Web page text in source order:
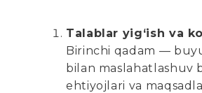
Talablar yig‘ish va
Birinchi qadam —
bilan maslahatlashuv
ehtiyojlari va